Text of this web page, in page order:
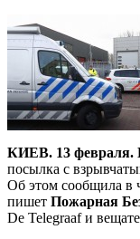
КИЕВ. 13 февраля.
посылка с
Об этом сообщила в
пишет Пожарная
De Telegraaf и